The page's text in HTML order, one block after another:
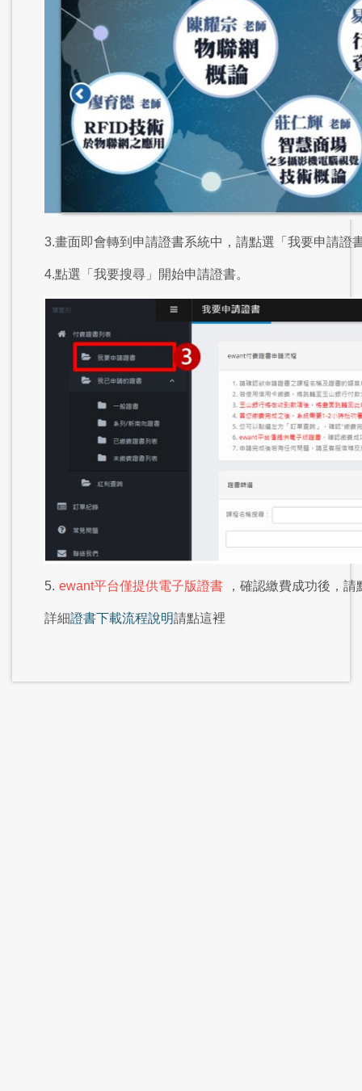
3.畫面即會轉到申請證書系統中，請點選「我要申請證
4.點選「我要搜尋」開始申請證書。
5. ewant平台僅提供電子版證書 ，確認繳費成功後，
詳細證書下載流程說明請點這裡